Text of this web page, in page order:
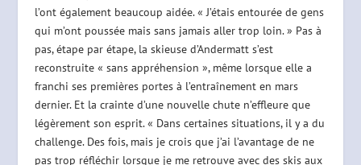
l’ont également beaucoup aidée. « J’étais entourée de gens
qui m’ont poussée mais sans jamais aller trop loin. » Pas à
pas, étape par étape, la skieuse d’Andermatt s’est
reconstruite « sans appréhension », même lorsque elle a
franchi ses premières portes à l’entraînement en mars
dernier. Et la crainte d’une nouvelle chute n’effleure que
légèrement son esprit. « Dans certaines situations, il y a du
challenge. Des fois, mais je crois que j’ai l’avantage de ne
pas trop réfléchir lorsque je me retrouve avec des skis aux